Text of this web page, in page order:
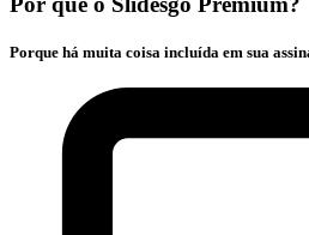
Porque há muita coisa incluída em sua